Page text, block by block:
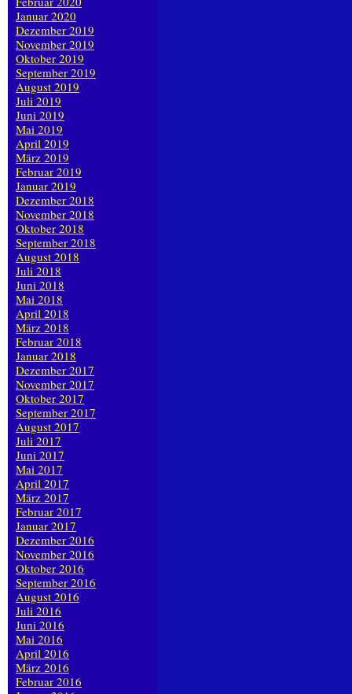
Januar 2020
Dezember 2019
November 2019
Oktober 2019
September 2019
August 2019
Juli 2019
Juni 2019
Mai 2019
April 2019
März 2019
Februar 2019
Januar 2019
Dezember 2018
November 2018
Oktober 2018
September 2018
August 2018
Juli 2018
Juni 2018
Mai 2018
April 2018
März 2018
Februar 2018
Januar 2018
Dezember 2017
November 2017
Oktober 2017
September 2017
August 2017
Juli 2017
Juni 2017
Mai 2017
April 2017
März 2017
Februar 2017
Januar 2017
Dezember 2016
November 2016
Oktober 2016
September 2016
August 2016
Juli 2016
Juni 2016
Mai 2016
April 2016
März 2016
Februar 2016